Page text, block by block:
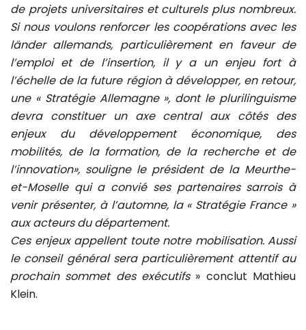
de projets universitaires et culturels plus nombreux.
Si nous voulons renforcer les coopérations avec les
länder allemands, particulièrement en faveur de
l’emploi et de l’insertion, il y a un enjeu fort à
l’échelle de la future région à développer, en retour,
une « Stratégie Allemagne », dont le plurilinguisme
devra constituer un axe central aux côtés des
enjeux du développement économique, des
mobilités, de la formation, de la recherche et de
l’innovation», souligne le président de la Meurthe-
et-Moselle qui a convié ses partenaires sarrois à
venir présenter, à l’automne, la « Stratégie France »
aux acteurs du département.
Ces enjeux appellent toute notre mobilisation. Aussi
le conseil général sera particulièrement attentif au
prochain sommet des exécutifs» conclut Mathieu
Klein.